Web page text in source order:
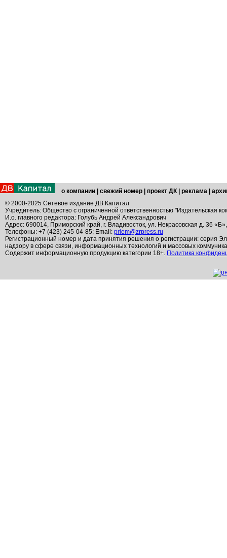
о компании свежий номер проект ДК реклама
© 2000-2025 Сетевое издание ДВ Капитал
Учредитель: Общество с ограниченной ответственностью "Издательская
И.о. главного редактора: Голубь Андрей Александрович
Адрес: 690014, Приморский край, г. Владивосток, ул. Некрасовская д. 36
Телефоны: +7 (423) 245-04-85; Email: priem@zrpress.ru
Регистрационный номер и дата принятия решения о регистрации: серия
надзору в сфере связи, информационных технологий и массовых
Содержит информационную продукцию категории 18+. Политика